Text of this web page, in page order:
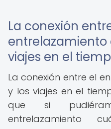
La conexión
entrelazamiento
viajes en el
La conexión entre el
y los viajes en el
que si
entrelazamiento